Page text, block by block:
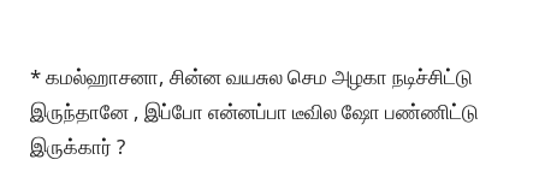
* கமல்ஹாசனா, சின்ன வயசுல செம அழகா நடிச்சிட்டு
இருந்தானே , இப்போ என்னப்பா டீவில ஷோ பண்ணிட்டு
இருக்கார் ?